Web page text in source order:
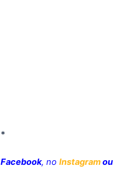
*
Facebook, no Instagramou